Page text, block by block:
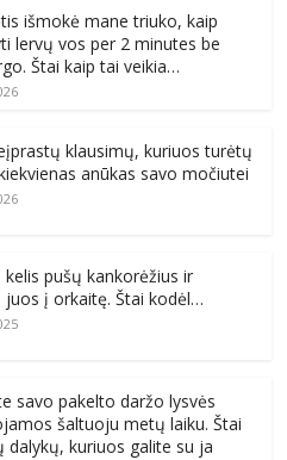
išmokė mane triuko, kaip
lervų vos per 2 minutes be
Štai kaip tai veikia…
klausimų, kuriuos turėtų
anūkas savo močiutei
kelis pušų kankorėžius ir
juos į orkaitę. Štai kodėl…
savo pakelto daržo lysvės
šaltuoju metų laiku. Štai
dalykų, kuriuos galite su ja